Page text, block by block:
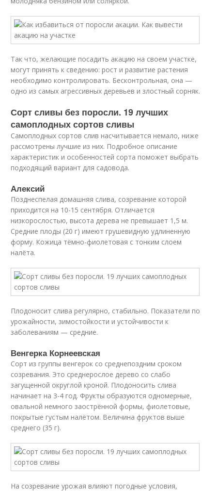
Так что, желающие посадить акацию на своем участке,
могут принять к сведению: рост и развитие растения
необходимо контролировать. Бесконтрольная, она —
одно из самых агрессивных деревьев и злостный сорняк.
Сорт сливы без поросли. 19 лучших
самоплодных сортов сливы
Самоплодных сортов слив насчитывается немало, ниже
рассмотрены лучшие из них. Подробное описание
характеристик и особенностей сорта поможет выбрать
подходящий вариант для садовода.
Алексий
Позднеспелая домашняя слива, созревание которой
приходится на 10-15 сентября. Отличается
низкорослостью, высота дерева не превышает 1,5 м.
Средние плоды (20 г) имеют грушевидную удлиненную
форму. Кожица тёмно-фиолетовая с тонким слоем
налёта.
Плодоносит слива регулярно, стабильно. Показатели по
урожайности, зимостойкости и устойчивости к
заболеваниям — средние.
Венгерка Корнеевская
Сорт из группы венгерок со среднепоздним сроком
созревания. Это среднерослое дерево со слабо
загущенной округлой кроной. Плодоносить слива
начинает на 3-4 год. Фрукты образуются одномерные,
овальной немного заострённой формы, фиолетовые,
покрытые густым налётом. Величина фруктов выше
среднего (35 г).
На созревание урожая влияют погодные условия,